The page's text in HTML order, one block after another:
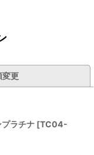
変更
ラチナ [TC04-